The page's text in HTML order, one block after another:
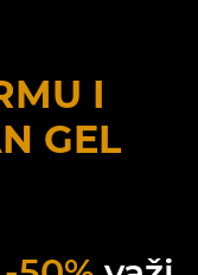
I
GEL